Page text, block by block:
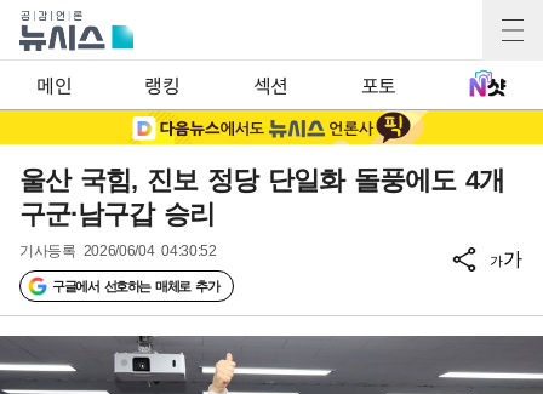
메인 랭킹 섹션 포토
울산 국힘, 진보 정당 단일화 돌풍에도 4개
구군·남구갑 승리
기사등록 2026/06/04 04:30:52
구글에서 선호하는 매체로 추가
가가